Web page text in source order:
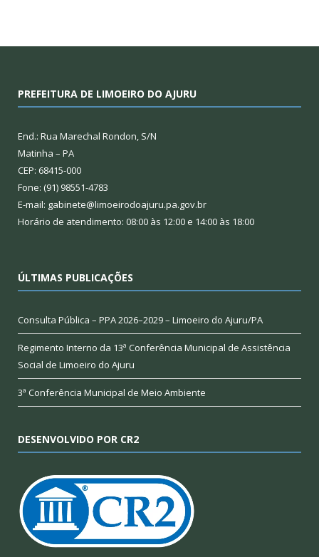
PREFEITURA DE LIMOEIRO DO AJURU
End.: Rua Marechal Rondon, S/N
Matinha – PA
CEP: 68415-000
Fone: (91) 98551-4783
E-mail: gabinete@limoeirodoajuru.pa.gov.br
Horário de atendimento: 08:00 às 12:00 e 14:00 às 18:00
ÚLTIMAS PUBLICAÇÕES
Consulta Pública – PPA 2026–2029 – Limoeiro do Ajuru/PA
Regimento Interno da 13ª Conferência Municipal de Assistência
Social de Limoeiro do Ajuru
3ª Conferência Municipal de Meio Ambiente
DESENVOLVIDO POR CR2